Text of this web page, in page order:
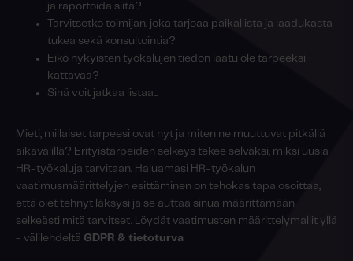
ja raportoida siitä?
Tarvitsetko toimijan, joka tarjoaa paikallista ja laadukasta
tukea sekä konsultointia?
Eikö nykyisten työkalujen tiedon laatu ole tarpeeksi
kattavaa?
Sinä voit jatkaa listaa...
Mieti, millaiset tarpeesi ovat nyt ja miten ne muuttuvat pitkällä
aikavälillä? Erityistarpeiden selkeys tekee selväksi, miksi uusia
HR-työkaluja tarvitaan. Haluamasi HR-työkalun
vaatimusmäärittelyjen esittäminen on tehokas tapa osoittaa,
että olet tehnyt läksysi ja se auttaa sinua määrittämään
selkeästi mitä tarvitset. Löydät vaatimusten määrittelymallit yllä
- välilehdeltä GDPR & tietoturva